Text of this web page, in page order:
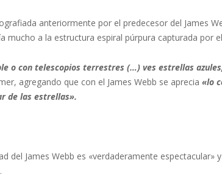
anteriormente por el predecesor del James
mucho a la estructura espiral púrpura capturada por
o con telescopios terrestres (…) ves estrellas
agregando que con el James Webb se aprecia «lo
de las estrellas».
del James Webb es «verdaderamente